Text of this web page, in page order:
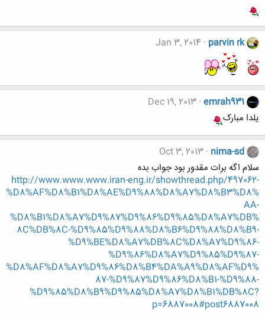
parvin rk
Jan 3, 2014
emrah931
Dec 19, 2013
یلدا مبارک
nima-sd
Oct 3, 2013
سلام اگه برات مقدور بود جواب بده
http://www.www.www.iran-eng.ir/showthread.php/497062-
%D8%AF%D8%B1%D8%AE%D9%88%D8%A7%D8%B3%D8%
AA-
%D8%B1%D8%A7%D9%87%D9%86%D9%85%D8%A7%DB%
8C%DB%8C-%D9%85%D9%88%D8%B6%D9%88%D8%B9-
%D9%BE%D8%A7%DB%8C%D8%A7%D9%86-
%D9%86%D8%A7%D9%85%D9%87-
%D8%AF%D8%A7%D9%86%D8%B4%DA%A9%D8%AF%D9%
87-%D9%87%D9%86%D8%B1-%D9%88-
%D9%85%D8%B9%D9%85%D8%A7%D8%B1%DB%8C?
p=6887008#post6887008